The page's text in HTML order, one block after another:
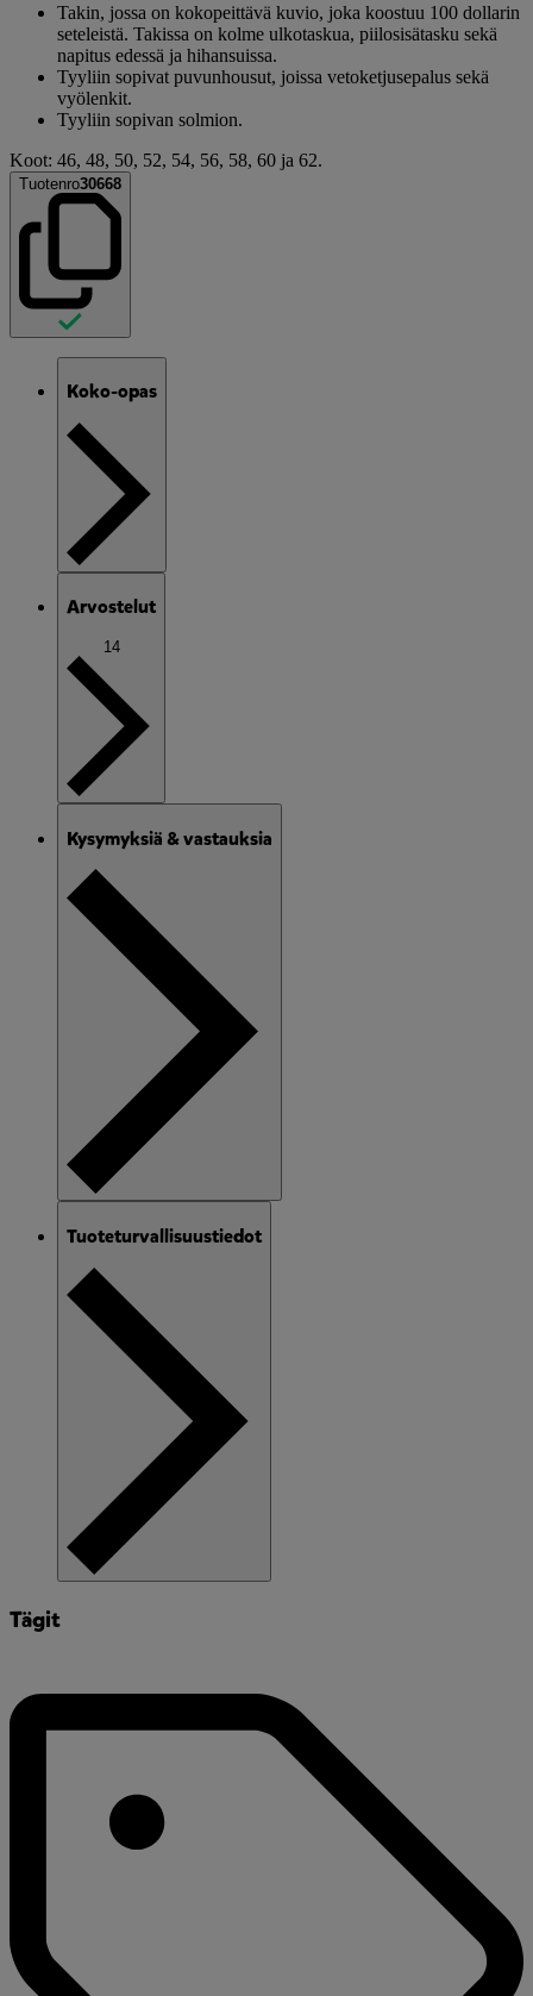
Takin, jossa on kokopeittävä kuvio, joka koostuu 100 dollarin
seteleistä. Takissa on kolme ulkotaskua, piilosisätasku sekä
napitus edessä ja hihansuissa.
Tyyliin sopivat puvunhousut, joissa vetoketjusepalus sekä
vyölenkit.
Tyyliin sopivan solmion.
Koot: 46, 48, 50, 52, 54, 56, 58, 60 ja 62.
Tuotenro30668
Koko-opas
Arvostelut
14
Kysymyksiä & vastauksia
Tuoteturvallisuustiedot
Tägit